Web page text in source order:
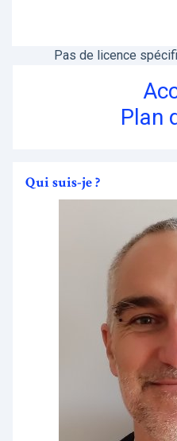
Pas de licence
Plan
Qui suis-je ?